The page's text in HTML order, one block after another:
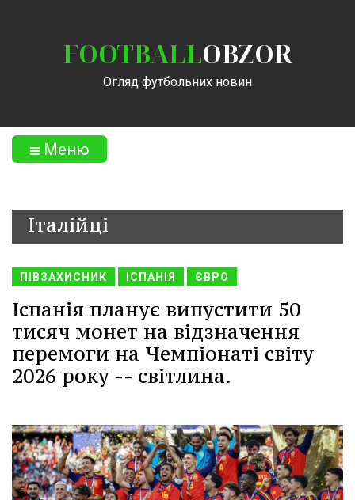
FOOTBALLOBZOR
Огляд футбольних новин
Меню
Італійці
ПІВЗАХИСНИК ІСПАНІЯ ЄВРО
Іспанія планує випустити 50
тисяч монет на відзначення
перемоги на Чемпіонаті світу
2026 року -- світлина.